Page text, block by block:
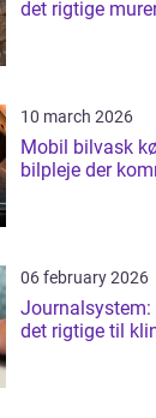
det rigtige
10 march 2026
Mobil bilvask
bilpleje der
06 february 2026
det rigtige til